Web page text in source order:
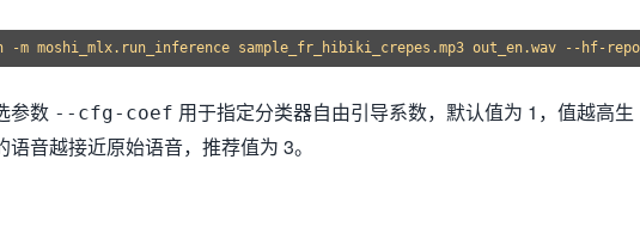
参数 --cfg-coef 用于指定分类器自由引导系数，默认值为 1，值越高生
语音越接近原始语音，推荐值为 3。